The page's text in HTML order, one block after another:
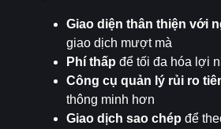
Giao diện thân thiện với
giao dịch mượt mà
Phí thấp để tối đa hóa lợi
Công cụ quản lý rủi ro
thông minh hơn
Giao dịch sao chép để